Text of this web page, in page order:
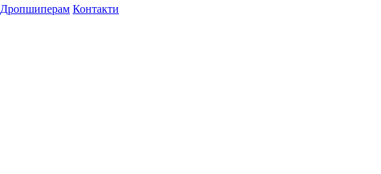
Дропшиперам Контакти